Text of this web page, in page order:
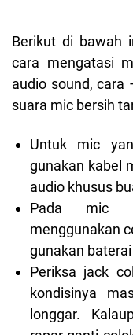
Berikut di bawah
cara mengatasi
audio sound, cara
suara mic bersih
Untuk mic
gunakan kabel
audio khusus
Pada mic
menggunakan
gunakan
Periksa jack
kondisinya
longgar.